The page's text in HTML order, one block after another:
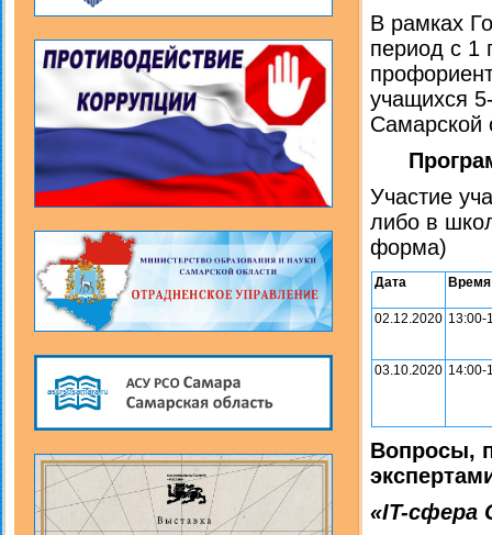
В рамках
период с 1
учащихся
Самарской
Участие
либо в
форма)
Дата Время
02.12.2020 13:00-
03.10.2020 14:00-
Вопросы,
«IT-сфера